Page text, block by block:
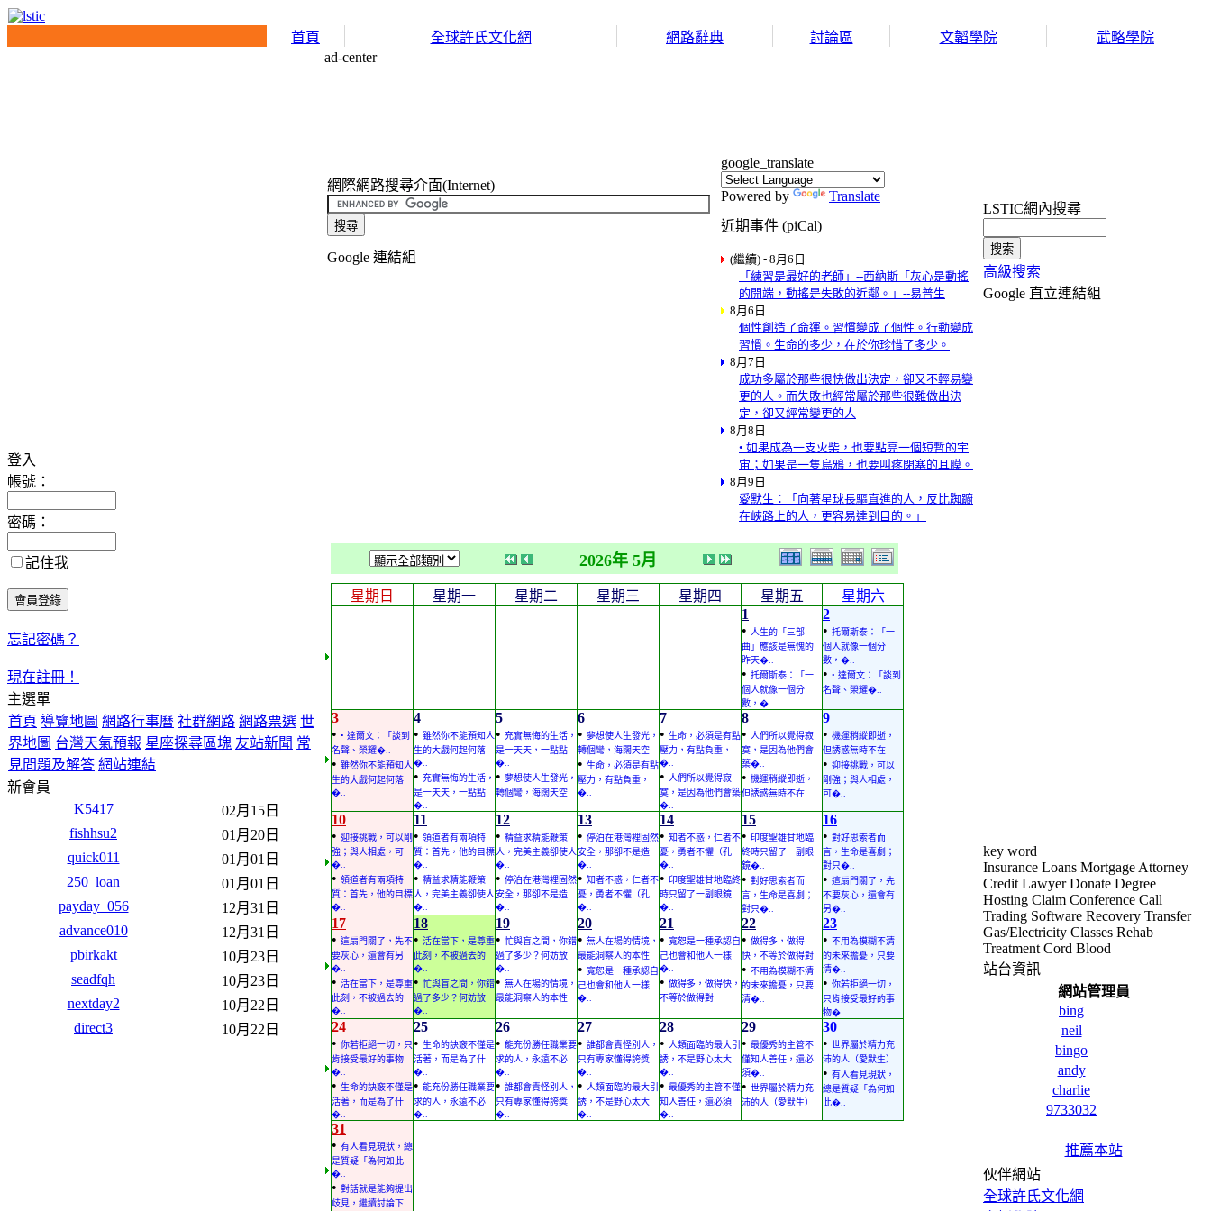
首頁 全球許氏文化網 網路辭典 討論區 文韜學院 武略學院
登入
帳號：
密碼：
記住我
忘記密碼？
現在註冊！
主選單
首頁 導覽地圖 網路行事曆 社群網路 網路票選 世
界地圖 台灣天氣預報 星座探尋區塊 友站新聞 常
見問題及解答 網站連結
新會員
K5417
02月15日
fishhsu2
01月20日
quick011
01月01日
250_loan
01月01日
payday_056
12月31日
advance010
12月31日
pbirkakt
10月23日
seadfqh
10月23日
nextday2
10月22日
direct3
10月22日
ad-center
網際網路搜尋介面(Internet)
Google 連結組
google_translate
Powered by
Translate
近期事件 (piCal)
(繼續) - 8月6日
「練習是最好的老師」--西納斯「灰心是動搖
的開端，動搖是失敗的近鄰。」--易普生
8月6日
個性創造了命運。習慣變成了個性。行動變成
習慣。生命的多少，在於你珍惜了多少。
8月7日
成功多屬於那些很快做出決定，卻又不輕易變
更的人。而失敗也經常屬於那些很難做出決
定，卻又經常變更的人
8月8日
• 如果成為一支火柴，也要點亮一個短暫的宇
宙；如果是一隻烏鴉，也要叫疼閉塞的耳膜。
8月9日
愛默生：「向著星球長驅直進的人，反比踟躕
在峽路上的人，更容易達到目的。」
2026年 5月
星期日 星期一 星期二 星期三 星期四 星期五
星期六
1
• 人生的「三部
曲」應該是無愧的
昨天�..
• 托爾斯泰：「一
個人就像一個分
數，�..
2
• 托爾斯泰：「一
個人就像一個分
數，�..
• • 達爾文：「談到
名聲、榮耀�..
3
• • 達爾文：「談到
名聲、榮耀�..
• 雖然你不能預知人
生的大戲何起何落
�..
4
• 雖然你不能預知人
生的大戲何起何落
�..
• 充實無悔的生活，
是一天天，一點點
�..
5
• 充實無悔的生活，
是一天天，一點點
�..
• 夢想使人生發光，
轉個彎，海闊天空
6
• 夢想使人生發光，
轉個彎，海闊天空
• 生命，必須是有點
壓力，有點負重，
�..
7
• 生命，必須是有點
壓力，有點負重，
�..
• 人們所以覺得寂
寞，是因為他們會築
�..
8
• 人們所以覺得寂
寞，是因為他們會
築�..
• 機運稍縱即逝，
但誘惑無時不在
9
• 機運稍縱即逝，
但誘惑無時不在
• 迎接挑戰，可以
剛強；與人相處，
可�..
10
• 迎接挑戰，可以剛
強；與人相處，可
�..
• 領道者有兩項特
質：首先，他的目標
�..
11
• 領道者有兩項特
質：首先，他的目標
�..
• 精益求精能鞭策
人，完美主義卻使人
�..
12
• 精益求精能鞭策
人，完美主義卻使人
�..
• 停泊在港灣裡固然
安全，那卻不是造
�..
13
• 停泊在港灣裡固然
安全，那卻不是造
�..
• 知者不惑，仁者不
憂，勇者不懼（孔
�..
14
• 知者不惑，仁者不
憂，勇者不懼（孔
�..
• 印度聖雄甘地臨終
時只留了一副眼鏡
�..
15
• 印度聖雄甘地臨
終時只留了一副眼
鏡�..
• 對好思索者而
言，生命是喜劇；
對只�..
16
• 對好思索者而
言，生命是喜劇；
對只�..
• 這扇門關了，先
不要灰心，還會有
另�..
17
• 這扇門關了，先不
要灰心，還會有另
�..
• 活在當下，是尊重
此刻，不被過去的
�..
18
• 活在當下，是尊重
此刻，不被過去的
�..
• 忙與盲之間，你錯
過了多少？何妨放
�..
19
• 忙與盲之間，你錯
過了多少？何妨放
�..
• 無人在場的情境，
最能洞察人的本性
20
• 無人在場的情境，
最能洞察人的本性
• 寬恕是一種承認自
己也會和他人一樣
�..
21
• 寬恕是一種承認自
己也會和他人一樣
�..
• 做得多，做得快，
不等於做得對
22
• 做得多，做得
快，不等於做得對
• 不用為模糊不清
的未來擔憂，只要
清�..
23
• 不用為模糊不清
的未來擔憂，只要
清�..
• 你若拒絕一切，
只肯接受最好的事
物�..
24
• 你若拒絕一切，只
肯接受最好的事物
�..
• 生命的訣竅不僅是
活著，而是為了什
�..
25
• 生命的訣竅不僅是
活著，而是為了什
�..
• 能充份勝任職業要
求的人，永遠不必
�..
26
• 能充份勝任職業要
求的人，永遠不必
�..
• 誰都會責怪別人，
只有專家懂得誇獎
�..
27
• 誰都會責怪別人，
只有專家懂得誇獎
�..
• 人類面臨的最大引
誘，不是野心太大
�..
28
• 人類面臨的最大引
誘，不是野心太大
�..
• 最優秀的主管不僅
知人善任，還必須
�..
29
• 最優秀的主管不
僅知人善任，還必
須�..
• 世界屬於精力充
沛的人（愛默生）
30
• 世界屬於精力充
沛的人（愛默生）
• 有人看見現狀，
總是質疑「為何如
此�..
31
• 有人看見現狀，總
是質疑「為何如此
�..
• 對話就是能夠提出
歧見，繼續討論下
LSTIC網內搜尋
高級搜索
Google 直立連結組
key word
Insurance Loans Mortgage Attorney
Credit Lawyer Donate Degree
Hosting Claim Conference Call
Trading Software Recovery Transfer
Gas/Electricity Classes Rehab
Treatment Cord Blood
站台資訊
網站管理員
bing
neil
bingo
andy
charlie
9733032
推薦本站
伙伴網站
全球許氏文化網